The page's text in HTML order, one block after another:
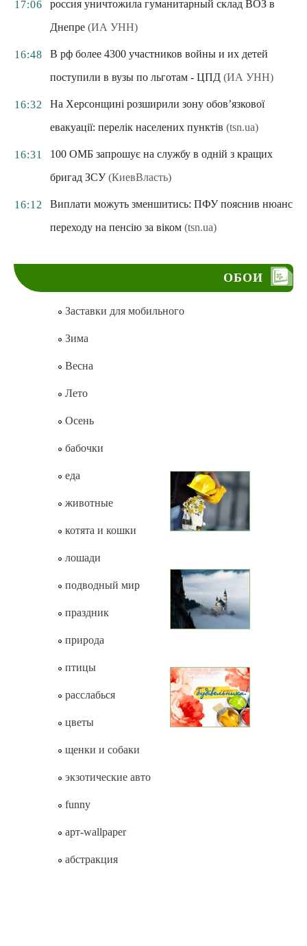
17:06
россия уничтожила гуманитарный склад ВОЗ в
Днепре (ИА УНН)
16:48
В рф более 4300 участников войны и их детей
поступили в вузы по льготам - ЦПД (ИА УНН)
16:32
На Херсонщині розширили зону обов’язкової
евакуації: перелік населених пунктів (tsn.ua)
16:31
100 ОМБ запрошує на службу в одній з кращих
бригад ЗСУ (КиевВласть)
16:12
Виплати можуть зменшитись: ПФУ пояснив нюанс
переходу на пенсію за віком (tsn.ua)
ОБОИ
Заставки для мобильного
Зима
Весна
Лето
Осень
бабочки
еда
животные
котята и кошки
лошади
подводный мир
праздник
природа
птицы
расслабься
цветы
щенки и собаки
экзотические авто
funny
арт-wallpaper
абстракция